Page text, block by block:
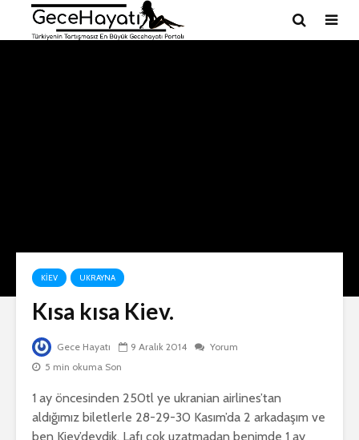
KIEV UKRAYNA
Kısa kısa Kiev.
Gece Hayatı 9 Aralık 2014
Yorum
5 min okuma Son
1 ay öncesinden 250tl ye ukranian airlines’tan
aldığımız biletlerle 28-29-30 Kasım’da 2 arkadaşım ve
ben Kiev’deydik. Lafı çok uzatmadan benimde 1 ay